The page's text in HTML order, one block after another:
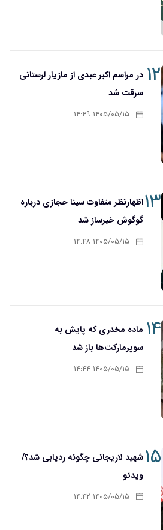
۱۲ در مراسم اکبر عبدی از مازیار لرستانی
سرقت شد
۱۴۰۵/۰۵/۱۵ ۱۴:۴۹
۱۳اظهارنظر متفاوت سینا حجازی درباره
گوگوش خبرساز شد
۱۴۰۵/۰۵/۱۵ ۱۴:۴۸
۱۴ ماده مخدری که پایش به
سوپرمارکت‌ها باز شد
۱۴۰۵/۰۵/۱۵ ۱۴:۴۴
۱۵شهید لاریجانی چگونه ردیابی شد؟/
ویدئو
۱۴۰۵/۰۵/۱۵ ۱۴:۴۲